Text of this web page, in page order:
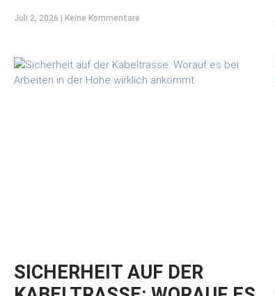
Juli 2, 2026 Keine Kommentare
SICHERHEIT AUF DER